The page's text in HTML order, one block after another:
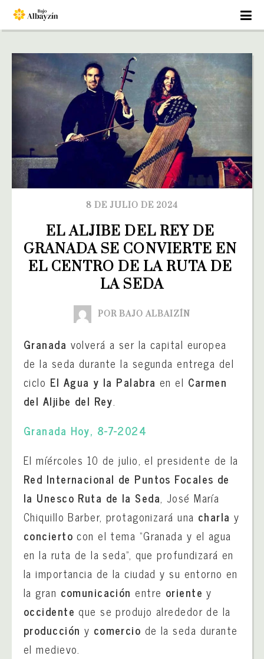
8 DE JULIO DE 2024
EL ALJIBE DEL REY DE
GRANADA SE CONVIERTE EN
EL CENTRO DE LA RUTA DE
LA SEDA
POR BAJO ALBAIZÍN
Granada volverá a ser la capital europea
de la seda durante la segunda entrega del
ciclo El Agua y la Palabra en el Carmen
del Aljibe del Rey.
Granada Hoy, 8-7-2024
El míércoles 10 de julio, el presidente de la
Red Internacional de Puntos Focales de
la Unesco Ruta de la Seda, José María
Chiquillo Barber, protagonizará una charla y
conciertocon el tema “Granada y el agua
en la ruta de la seda”, que profundizará en
la importancia de la ciudad y su entorno en
la gran comunicaciónentre orientey
occidenteque se produjo alrededor de la
producción y comercio de la seda durante
el medievo.